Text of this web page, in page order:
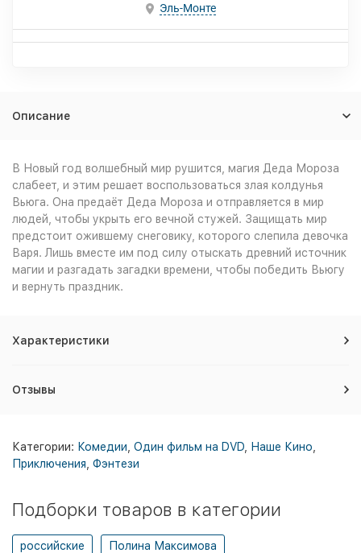
Эль-Монте
Описание
В Новый год волшебный мир рушится, магия Деда Мороза
слабеет, и этим решает воспользоваться злая колдунья
Вьюга. Она предаёт Деда Мороза и отправляется в мир
людей, чтобы укрыть его вечной стужей. Защищать мир
предстоит ожившему снеговику, которого слепила девочка
Варя. Лишь вместе им под силу отыскать древний источник
магии и разгадать загадки времени, чтобы победить Вьюгу
и вернуть праздник.
Характеристики
Отзывы
Категории: Комедии Один фильм на DVD Наше Кино
Приключения Фэнтези
Подборки товаров в категории
российские Полина Максимова